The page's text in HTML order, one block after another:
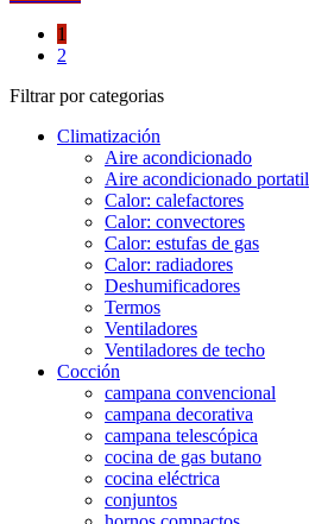
1
2
Filtrar por categorias
Climatización
Aire acondicionado
Aire acondicionado portatil
Calor: calefactores
Calor: convectores
Calor: estufas de gas
Calor: radiadores
Deshumificadores
Termos
Ventiladores
Ventiladores de techo
Cocción
campana convencional
campana decorativa
campana telescópica
cocina de gas butano
cocina eléctrica
conjuntos